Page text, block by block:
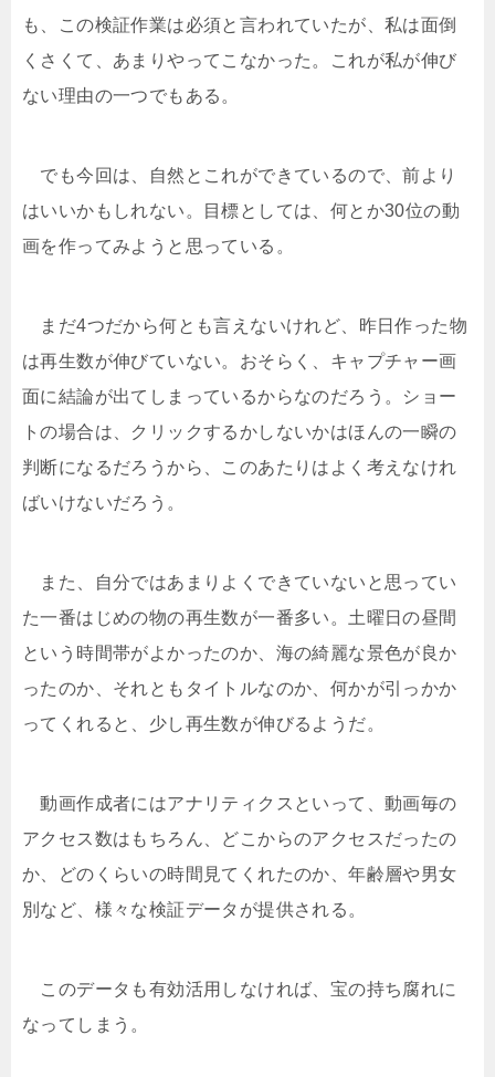
も、この検証作業は必須と言われていたが、私は面倒
くさくて、あまりやってこなかった。これが私が伸び
ない理由の一つでもある。
でも今回は、自然とこれができているので、前より
はいいかもしれない。目標としては、何とか30位の動
画を作ってみようと思っている。
まだ4つだから何とも言えないけれど、昨日作った物
は再生数が伸びていない。おそらく、キャプチャー画
面に結論が出てしまっているからなのだろう。ショー
トの場合は、クリックするかしないかはほんの一瞬の
判断になるだろうから、このあたりはよく考えなけれ
ばいけないだろう。
また、自分ではあまりよくできていないと思ってい
た一番はじめの物の再生数が一番多い。土曜日の昼間
という時間帯がよかったのか、海の綺麗な景色が良か
ったのか、それともタイトルなのか、何かが引っかか
ってくれると、少し再生数が伸びるようだ。
動画作成者にはアナリティクスといって、動画毎の
アクセス数はもちろん、どこからのアクセスだったの
か、どのくらいの時間見てくれたのか、年齢層や男女
別など、様々な検証データが提供される。
このデータも有効活用しなければ、宝の持ち腐れに
なってしまう。